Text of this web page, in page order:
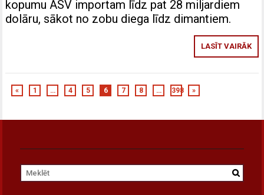
kopumu ASV importam līdz pat 28 miljardiem
dolāru, sākot no zobu diega līdz dimantiem.
LASĪT VAIRĀK
« 1 … 4 5 6 7 8 … 398 »